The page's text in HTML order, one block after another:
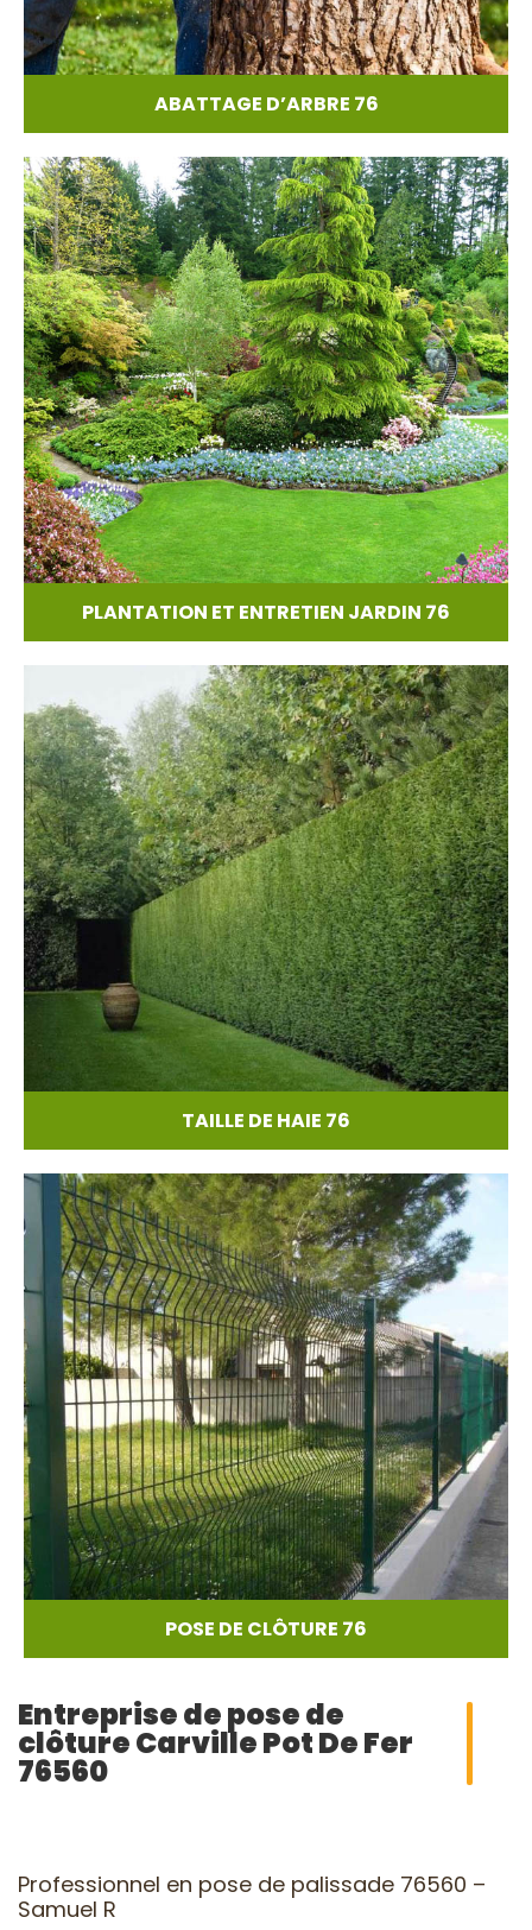
ABATTAGE D’ARBRE 76
PLANTATION ET ENTRETIEN JARDIN 76
TAILLE DE HAIE 76
POSE DE CLÔTURE 76
Entreprise de pose de
clôture Carville Pot De Fer
76560
Professionnel en pose de palissade 76560 –
Samuel R